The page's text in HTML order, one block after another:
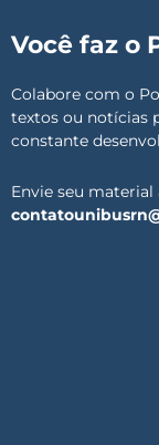
Você faz o
Colabore com o
textos ou notícias
constante
Envie seu